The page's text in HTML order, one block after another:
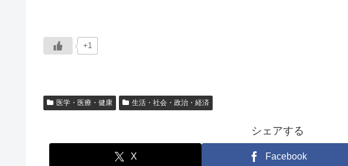
+1
医学・医療・健康 生活・社会・政治・経済
シェアする
X Facebook